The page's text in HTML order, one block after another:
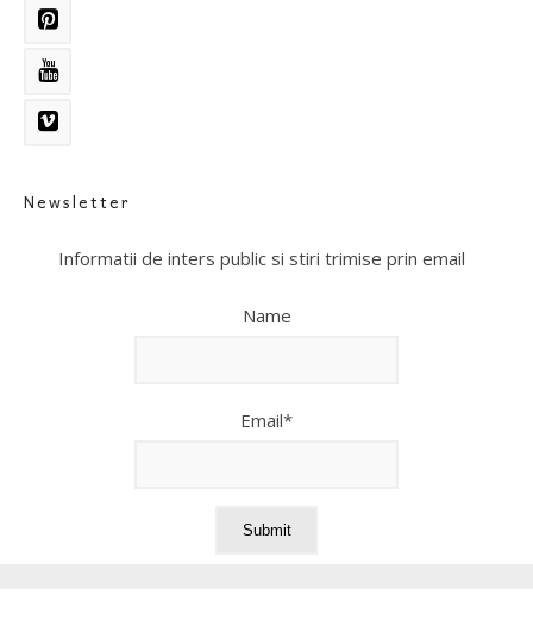
Newsletter
Informatii de inters public si stiri trimise prin email
Name
Email*